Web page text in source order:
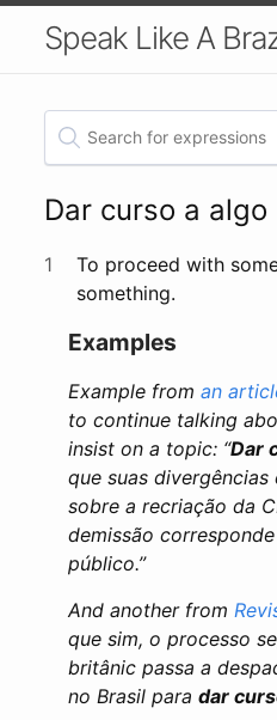
Speak Like A
Dar curso a algo
1
To proceed with
something.
Examples
Example froman
to continue talking
insist on a topic: “Dar
que suas
sobre a recriação da
demissão
público.”
And another from
que sim, o processo
britânic passa a
no Brasil paradar